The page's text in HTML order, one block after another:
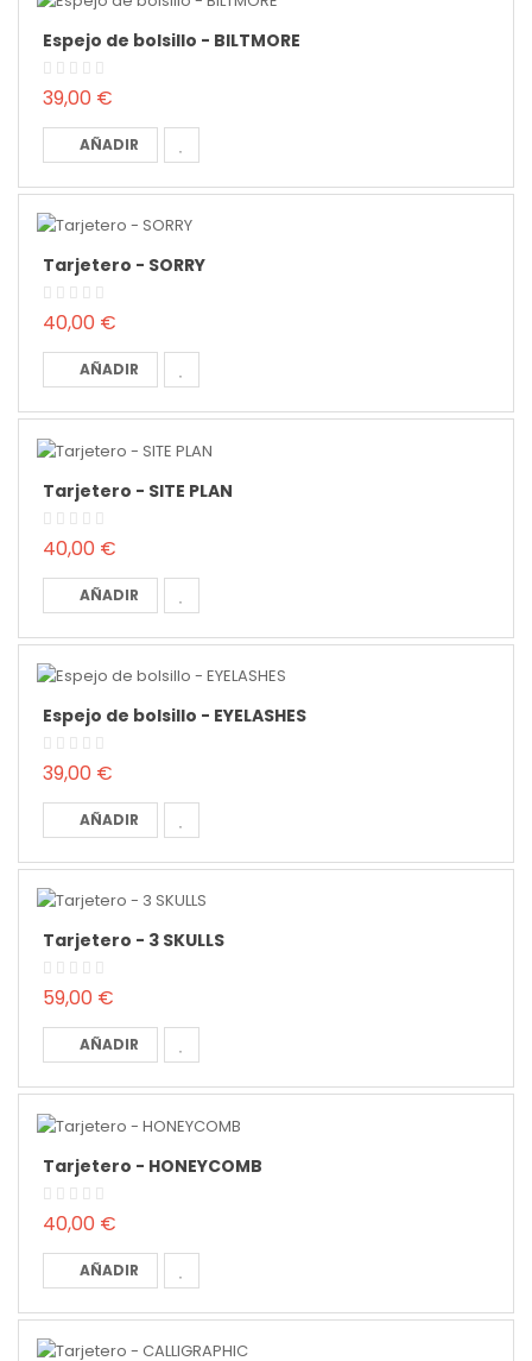
Espejo de bolsillo - BILTMORE
39,00 €
AÑADIR
Tarjetero - SORRY
40,00 €
AÑADIR
Tarjetero - SITE PLAN
40,00 €
AÑADIR
Espejo de bolsillo - EYELASHES
39,00 €
AÑADIR
Tarjetero - 3 SKULLS
59,00 €
AÑADIR
Tarjetero - HONEYCOMB
40,00 €
AÑADIR